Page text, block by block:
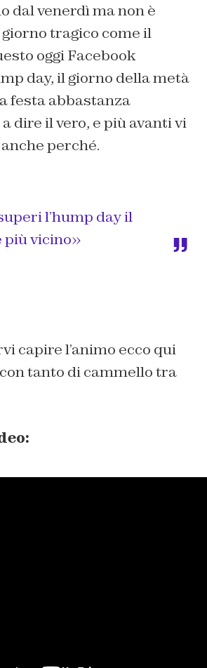
dal venerdì ma non è
tragico come il
oggi Facebook
day, il giorno della metà
festa abbastanza
dire il vero, e più avanti vi
perché.
l’hump day il
più vicino»
capire l’animo ecco qui
tanto di cammello tra